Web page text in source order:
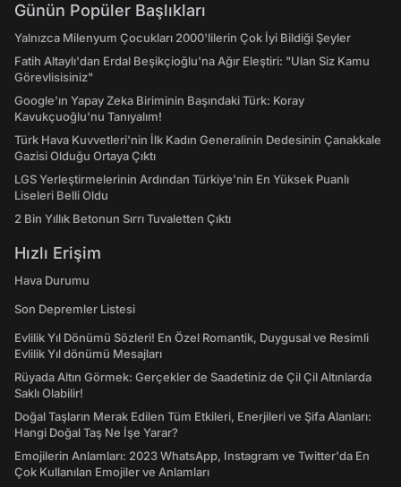
Günün Popüler Başlıkları
Yalnızca Milenyum Çocukları 2000'lilerin Çok İyi Bildiği Şeyler
Fatih Altaylı'dan Erdal Beşikçioğlu'na Ağır Eleştiri: "Ulan Siz Kamu
Görevlisisiniz"
Google'ın Yapay Zeka Biriminin Başındaki Türk: Koray
Kavukçuoğlu'nu Tanıyalım!
Türk Hava Kuvvetleri'nin İlk Kadın Generalinin Dedesinin Çanakkale
Gazisi Olduğu Ortaya Çıktı
LGS Yerleştirmelerinin Ardından Türkiye'nin En Yüksek Puanlı
Liseleri Belli Oldu
2 Bin Yıllık Betonun Sırrı Tuvaletten Çıktı
Hızlı Erişim
Hava Durumu
Son Depremler Listesi
Evlilik Yıl Dönümü Sözleri! En Özel Romantik, Duygusal ve Resimli
Evlilik Yıl dönümü Mesajları
Rüyada Altın Görmek: Gerçekler de Saadetiniz de Çil Çil Altınlarda
Saklı Olabilir!
Doğal Taşların Merak Edilen Tüm Etkileri, Enerjileri ve Şifa Alanları:
Hangi Doğal Taş Ne İşe Yarar?
Emojilerin Anlamları: 2023 WhatsApp, Instagram ve Twitter'da En
Çok Kullanılan Emojiler ve Anlamları